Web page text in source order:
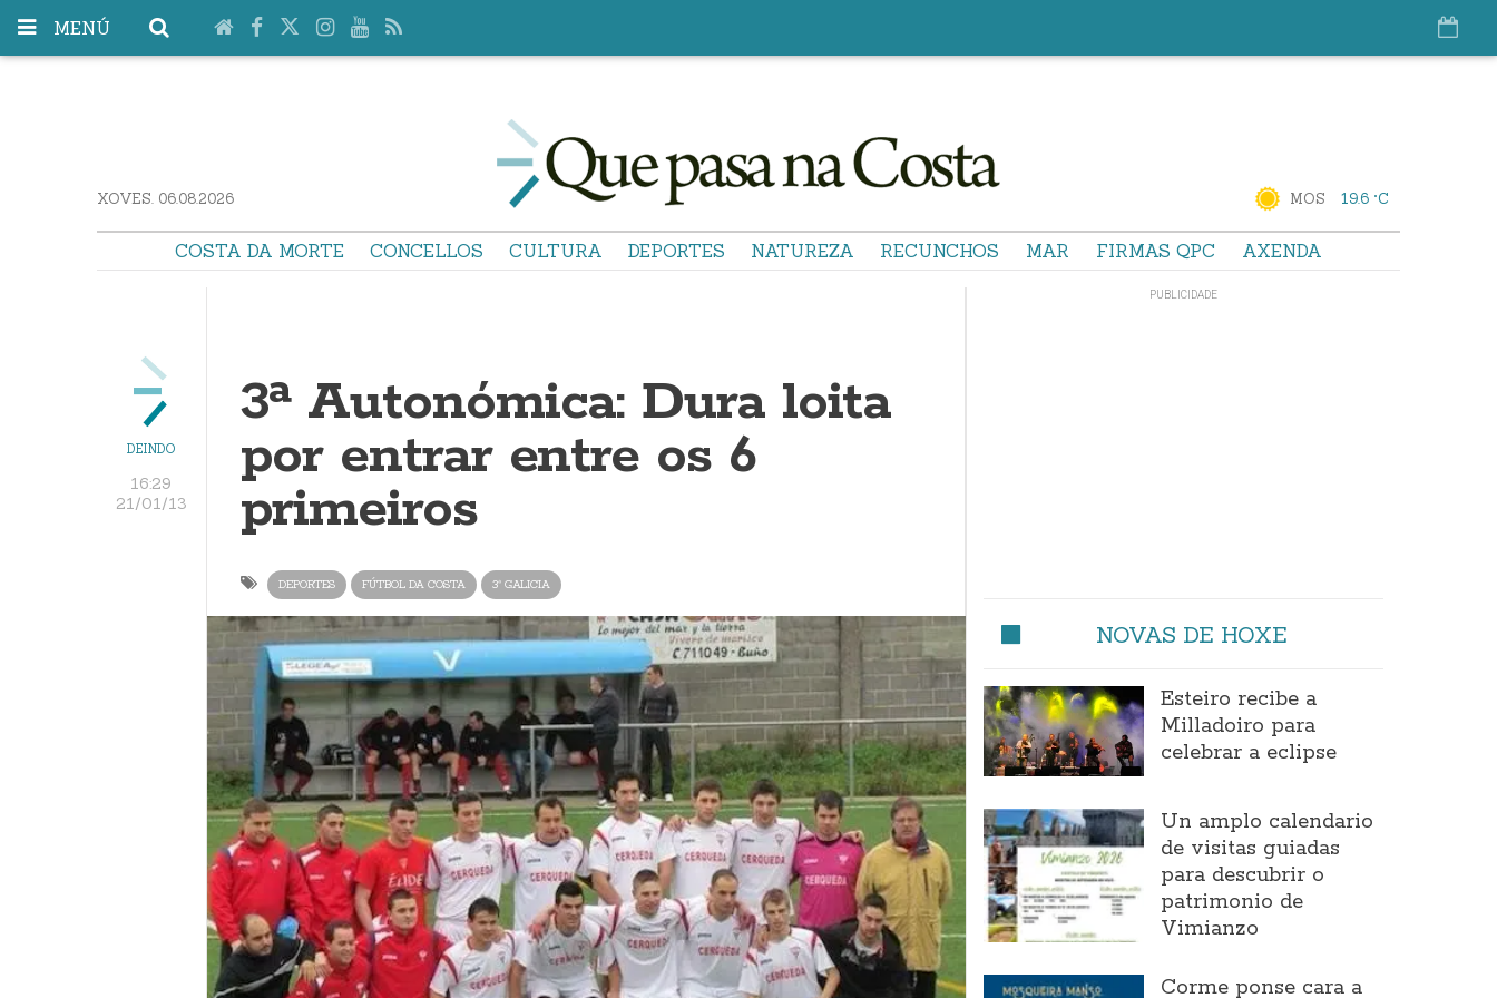
MENÚ
XOVES. 06.08.2026 MOS 19.6 °C
COSTA DA MORTE CONCELLOS CULTURA DEPORTES NATUREZA RECUNCHOS MAR FIRMAS QPC AXENDA
DEINDO
16:29
21/01/13
3ª Autonómica: Dura loita
por entrar entre os 6
primeiros
DEPORTES FÚTBOL DA COSTA 3ª GALICIA
NOVAS DE HOXE
Esteiro recibe a
Milladoiro para
celebrar a eclipse
Un amplo calendario
de visitas guiadas
para descubrir o
patrimonio de
Vimianzo
Corme ponse cara a